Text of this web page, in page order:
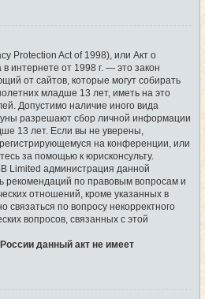
Protection Act of 1998), или Акт о
интернете от 1998 г. — это закон
от сайтов, которые могут собирать
младше 13 лет, иметь на это
Допустимо наличие иного вида
разрешают сбор личной информации
13 лет. Если вы не уверены,
на конференции, или
за помощью к юрисконсульту.
Limited администрация данной
рекомендаций по правовым вопросам и
отношений, кроме указанных в
связаться по вопросу некорректного
вопросов, связанных с этой
данный акт не имеет